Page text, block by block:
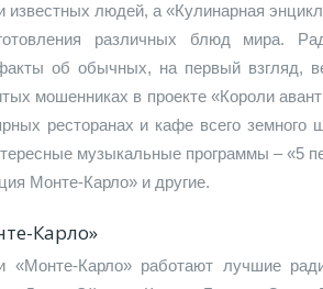
известных людей, а «Кулинарная
различных блюд мира.
об обычных, на первый взгляд,
мошенниках в проекте «Короли
ресторанах и кафе всего
музыкальные программы – «5
Монте-Карло» и другие.
Карло»
«Монте-Карло» работают лучшие